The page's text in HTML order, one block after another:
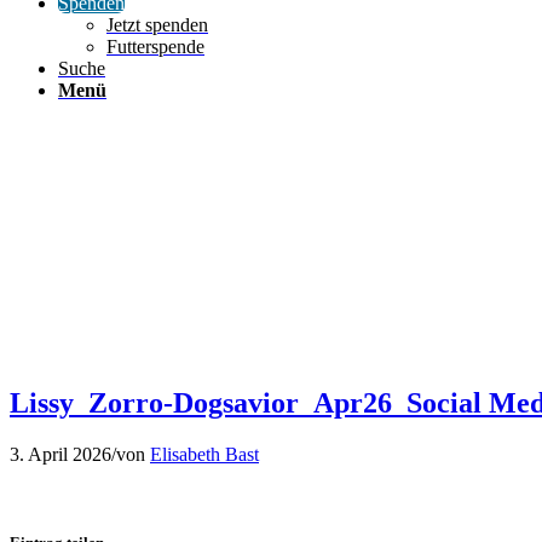
Jetzt spenden
Futterspende
Suche
Menü
Lissy_Zorro-Dogsavior_Apr26_Social
3. April 2026/von Elisabeth Bast